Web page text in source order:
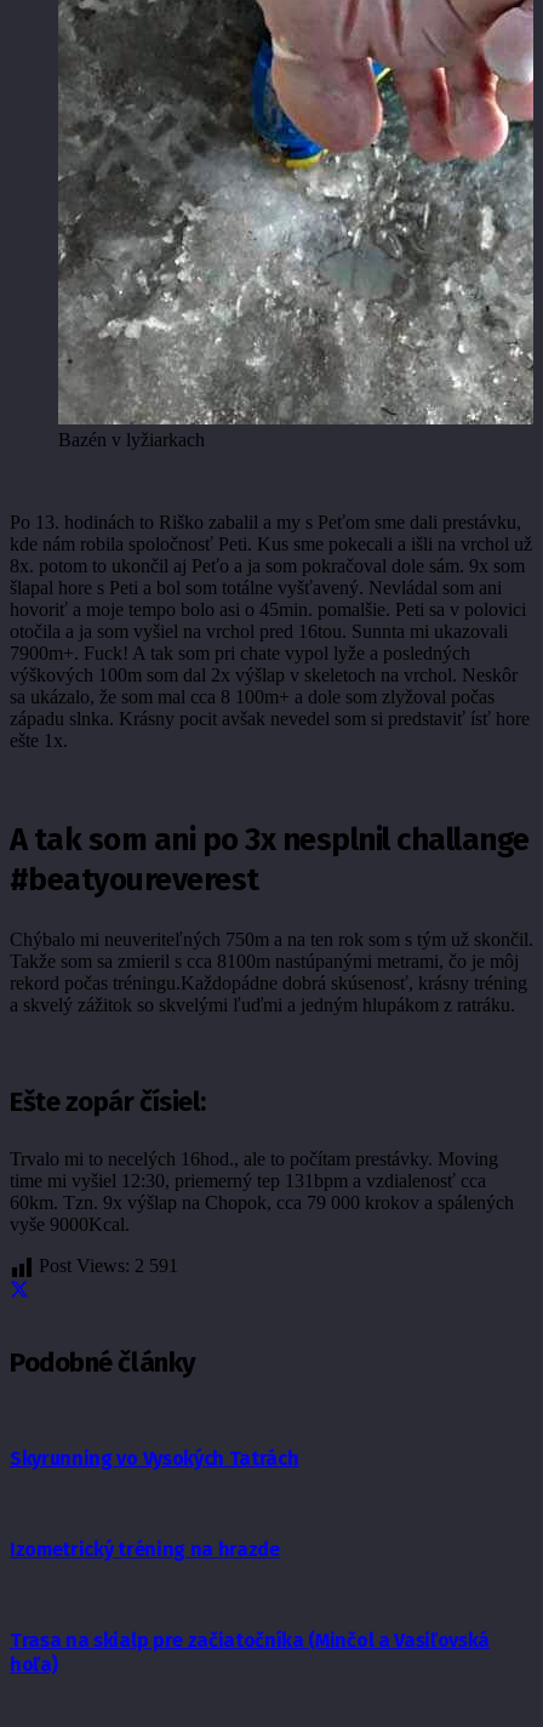
Bazén v lyžiarkach
Po 13. hodinách to Riško zabalil a my s Peťom sme dali prestávku,
kde nám robila spoločnosť Peti. Kus sme pokecali a išli na vrchol už
8x. potom to ukončil aj Peťo a ja som pokračoval dole sám. 9x som
šlapal hore s Peti a bol som totálne vyšťavený. Nevládal som ani
hovoriť a moje tempo bolo asi o 45min. pomalšie. Peti sa v polovici
otočila a ja som vyšiel na vrchol pred 16tou. Sunnta mi ukazovali
7900m+. Fuck! A tak som pri chate vypol lyže a posledných
výškových 100m som dal 2x výšlap v skeletoch na vrchol. Neskôr
sa ukázalo, že som mal cca 8 100m+ a dole som zlyžoval počas
západu slnka. Krásny pocit avšak nevedel som si predstaviť ísť hore
ešte 1x.
A tak som ani po 3x nesplnil challange
#beatyoureverest
Chýbalo mi neuveriteľných 750m a na ten rok som s tým už skončil.
Takže som sa zmieril s cca 8100m nastúpanými metrami, čo je môj
rekord počas tréningu.Každopádne dobrá skúsenosť, krásny tréning
a skvelý zážitok so skvelými ľuďmi a jedným hlupákom z ratráku.
Ešte zopár čísiel:
Trvalo mi to necelých 16hod., ale to počítam prestávky. Moving
time mi vyšiel 12:30, priemerný tep 131bpm a vzdialenosť cca
60km. Tzn. 9x výšlap na Chopok, cca 79 000 krokov a spálených
vyše 9000Kcal.
Post Views: 2 591
Podobné články
Skyrunning vo Vysokých Tatrách
Izometrický tréning na hrazde
Trasa na skialp pre začiatočníka (Minčol a Vasiľovská
hoľa)